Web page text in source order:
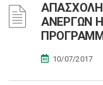
ΑΝΕΡΓΩΝ
10/07/2017